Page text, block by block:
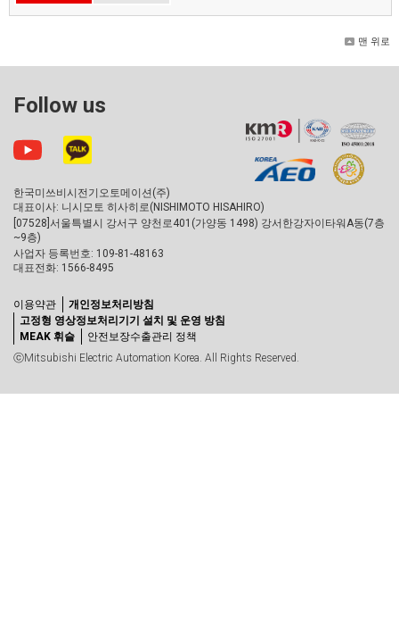
맨 위로
Follow us
한국미쓰비시전기오토메이션(주)
대표이사: 니시모토 히사히로(NISHIMOTO HISAHIRO)
[07528]서울특별시 강서구 양천로401(가양동 1498) 강서한강자이타워A동(7층
~9층)
사업자 등록번호: 109-81-48163
대표전화: 1566-8495
이용약관
개인정보처리방침
고정형 영상정보처리기기 설치 및 운영 방침
MEAK 휘슬
안전보장수출관리 정책
ⓒMitsubishi Electric Automation Korea. All Rights Reserved.